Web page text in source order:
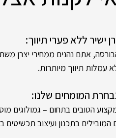
ישיר ללא פערי תיווך:
אתם נהנים ממחירי יצרן
עמלות תיווך מיותרות.
המומחים שלנו:
הטובים בתחום – גמולוגים
בתכנון ועיצוב תכשיטים